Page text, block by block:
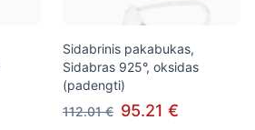
Sidabrinis pakabukas,
Sidabras 925°, oksidas
(padengti)
112.01 € 95.21 €